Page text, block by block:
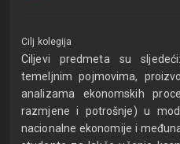
Cilj kolegija
Ciljevi predmeta su
temeljnim pojmovima,
analizama ekonomskih
razmjene i potrošnje) u
nacionalne ekonomije i